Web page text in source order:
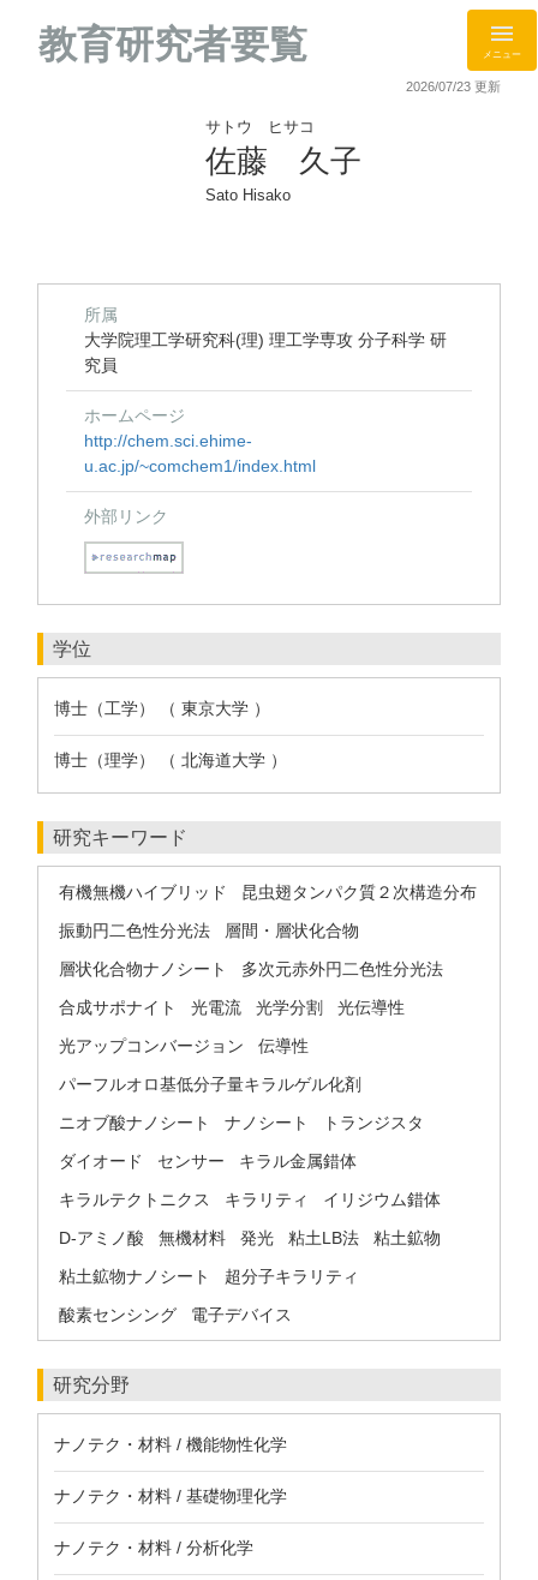
教育研究者要覧 メニュー
2026/07/23 更新
サトウ ヒサコ
佐藤 久子
Sato Hisako
所属
大学院理工学研究科(理) 理工学専攻 分子科学 研
究員
ホームページ
http://chem.sci.ehime-
u.ac.jp/~comchem1/index.html
外部リンク
学位
博士（工学） （ 東京大学 ）
博士（理学） （ 北海道大学 ）
研究キーワード
有機無機ハイブリッド
昆虫翅タンパク質２次構造分布
振動円二色性分光法
層間・層状化合物
層状化合物ナノシート
多次元赤外円二色性分光法
合成サポナイト
光電流 光学分割
光伝導性
光アップコンバージョン
伝導性
パーフルオロ基低分子量キラルゲル化剤
ニオブ酸ナノシート
ナノシート
トランジスタ
ダイオード
センサー
キラル金属錯体
キラルテクトニクス
キラリティ
イリジウム錯体
D-アミノ酸
無機材料 発光 粘土LB法
粘土鉱物
粘土鉱物ナノシート
超分子キラリティ
酸素センシング
電子デバイス
研究分野
ナノテク・材料 / 機能物性化学
ナノテク・材料 / 基礎物理化学
ナノテク・材料 / 分析化学